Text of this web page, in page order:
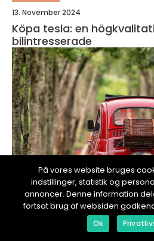
13. November 2024
Köpa tesla: en
bilintresserade
På vores website bruges
indstillinger, statistik og
annoncer. Denne information
fortsat brug af websiden
Ok